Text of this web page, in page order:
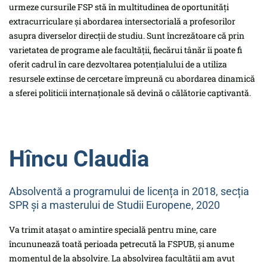
urmeze cursurile FSP stă în multitudinea de oportunități
extracurriculare și abordarea intersectorială a profesorilor
asupra diverselor direcții de studiu. Sunt încrezătoare că prin
varietatea de programe ale facultății, fiecărui tânăr îi poate fi
oferit cadrul în care dezvoltarea potențialului de a utiliza
resursele extinse de cercetare împreună cu abordarea dinamică
a sferei politicii internaționale să devină o călătorie captivantă.
Hîncu Claudia
Absolventă a programului de licența in 2018, secția
SPR și a masterului de Studii Europene, 2020
Va trimit atașat o amintire specială pentru mine, care
încununează toată perioada petrecută la FSPUB, și anume
momentul de la absolvire. La absolvirea facultății am avut